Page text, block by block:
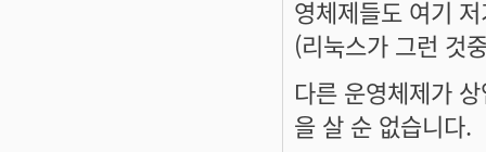
영체제들도 여기
(리눅스가 그런 것
다른 운영체제가
을 살 순 없습니다.